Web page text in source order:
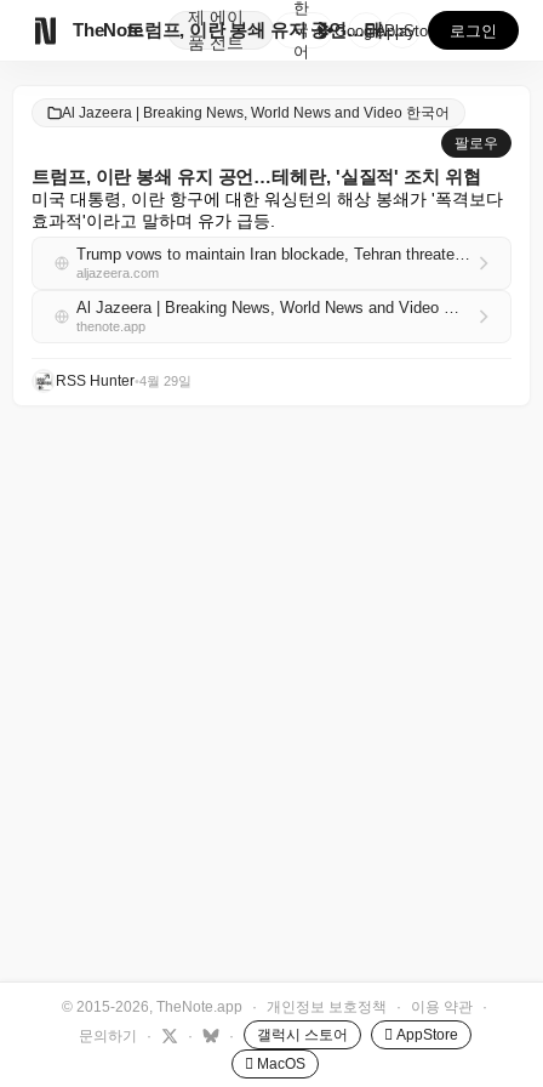
TheNote
제
품
에이
전트
트럼프, 이란 봉쇄 유지 공언…테헤란, '실질적' 조치...
한
국
어
GooglePlay
AppStore 로그인
Al Jazeera | Breaking News, World News and Video 한국어
팔로우
트럼프, 이란 봉쇄 유지 공언…테헤란, '실질적' 조치 위협
미국 대통령, 이란 항구에 대한 워싱턴의 해상 봉쇄가 '폭격보다
효과적'이라고 말하며 유가 급등.
Trump vows to maintain Iran blockade, Tehran threatens ‘practical’ action
aljazeera.com
Al Jazeera | Breaking News, World News and Video 한국어 RSS
thenote.app
RSS Hunter•4월 29일
© 2015-2026, TheNote.app · 개인정보 보호정책 · 이용 약관
·
문의하기
· · · 갤럭시 스토어
 AppStore
 MacOS